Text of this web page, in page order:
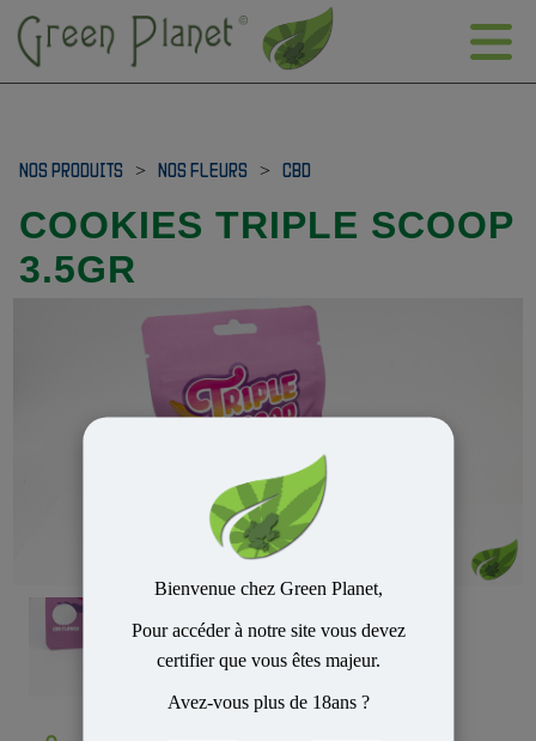
Bienvenue chez Green Planet,
Pour accéder à notre site vous devez
certifier que vous êtes majeur.
Avez-vous plus de 18ans ?
NOS PRODUITS > NOS FLEURS > CBD
COOKIES TRIPLE SCOOP
3.5GR